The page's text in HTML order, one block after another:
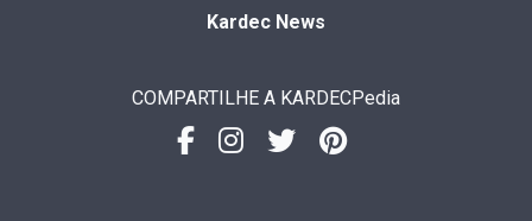
Kardec News
COMPARTILHE A KARDECPedia